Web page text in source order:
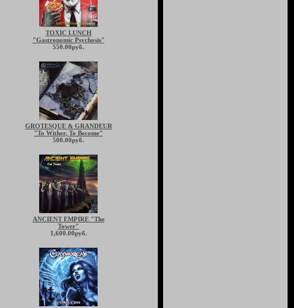
TOXIC LUNCH
"Gastronomic Psychosis"
550.00руб.
GROTESQUE & GRANDEUR
"To Wither, To Become"
500.00руб.
ANCIENT EMPIRE "The
Tower"
1,600.00руб.